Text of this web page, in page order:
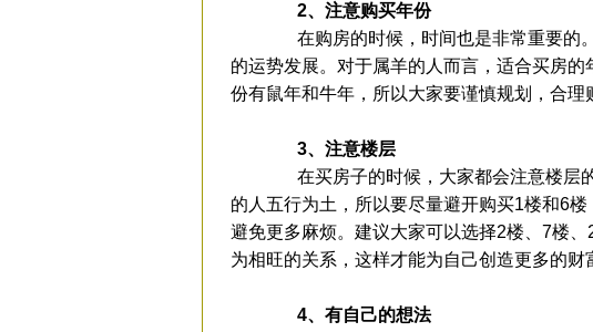
2、注意购买年份
在购房的时候，时间也是非常重要的
的运势发展。对于属羊的人而言，适合买房
份有鼠年和牛年，所以大家要谨慎规划，合理
3、注意楼层
在买房子的时候，大家都会注意楼层
的人五行为土，所以要尽量避开购买1楼和6
避免更多麻烦。建议大家可以选择2楼、7楼
为相旺的关系，这样才能为自己创造更多的财
4、有自己的想法